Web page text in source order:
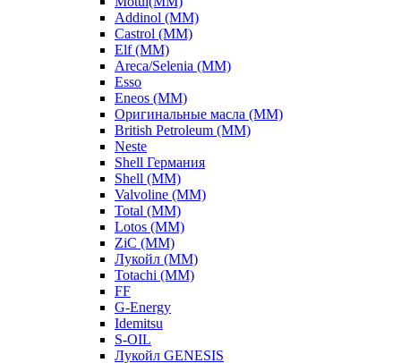
Addinol (ММ)
Castrol (ММ)
Elf (ММ)
Areca/Selenia (ММ)
Esso
Eneos (ММ)
Оригинальные масла (ММ)
British Petroleum (ММ)
Neste
Shell Германия
Shell (ММ)
Valvoline (ММ)
Total (ММ)
Lotos (ММ)
ZiC (ММ)
Лукойл (ММ)
Totachi (MM)
FF
G-Energy
Idemitsu
S-OIL
Лукойл GENESIS